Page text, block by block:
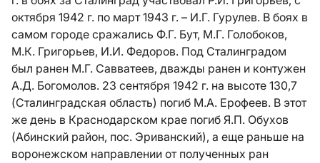
октября 1942 г. по март 1943 г. – И.Г. Гурулев. В боях в
самом городе сражались Ф.Г. Бут, М.Г. Голобоков,
М.К. Григорьев, И.И. Федоров. Под Сталинградом
был ранен М.Г. Савватеев, дважды ранен и контужен
А.Д. Богомолов. 23 сентября 1942 г. на высоте 130,7
(Сталинградская область) погиб М.А. Ерофеев. В этот
же день в Краснодарском крае погиб Я.П. Обухов
(Абинский район, пос. Эриванский), а еще раньше на
воронежском направлении от полученных ран